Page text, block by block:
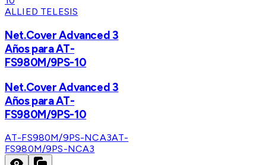
ALLIED TELESIS
Net.Cover Advanced 3
Años para AT-
FS980M/9PS-10
Net.Cover Advanced 3
Años para AT-
FS980M/9PS-10
AT-FS980M/9PS-NCA3AT-
FS980M/9PS-NCA3